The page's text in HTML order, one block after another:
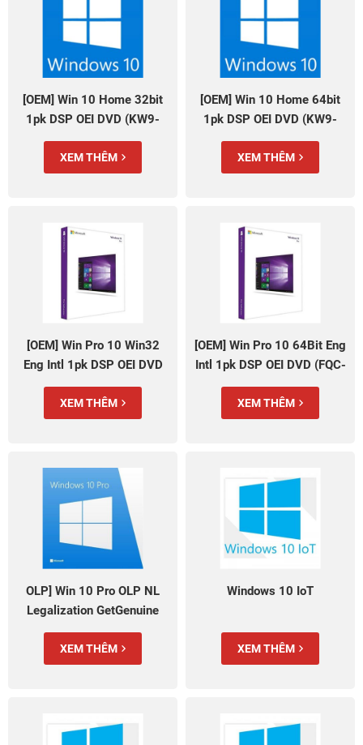
[OEM] Win 10 Home 32bit
1pk DSP OEI DVD (KW9-
00185)
XEM THÊM
[OEM] Win 10 Home 64bit
1pk DSP OEI DVD (KW9-
00139)
XEM THÊM
[OEM] Win Pro 10 Win32
Eng Intl 1pk DSP OEI DVD
(FQC-08969)
XEM THÊM
[OEM] Win Pro 10 64Bit Eng
Intl 1pk DSP OEI DVD (FQC-
08929)
XEM THÊM
OLP] Win 10 Pro OLP NL
Legalization GetGenuine
(FQC-09478)
XEM THÊM
Windows 10 IoT
XEM THÊM